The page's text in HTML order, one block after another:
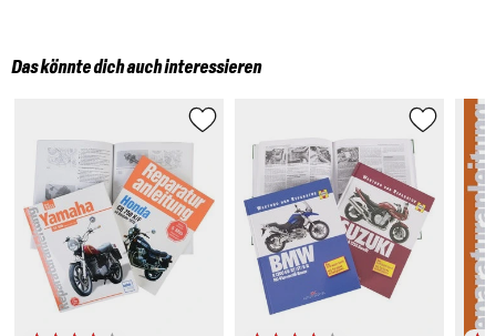
Das könnte dich auch interessieren